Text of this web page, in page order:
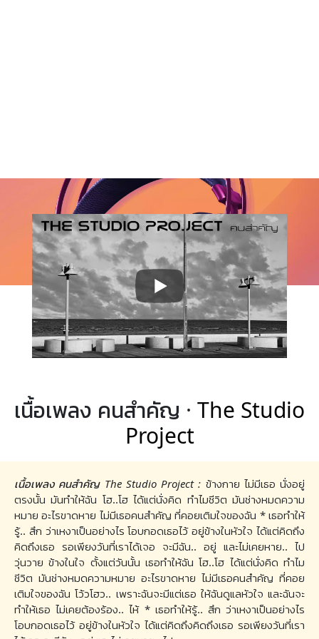
เนื้อเพลง คนสำคัญ · The Studio
Project
เนื้อเพลง คนสำคัญ The Studio Project : ข้างกาย ไม่มีเธอ นั่งอยู่
ตรงนั้น มันทำให้ฉัน โฮ..โฮ ได้แต่นั่งคิด ทำไมชีวิต มันช่างหมดความ
หมาย อะไรขาดหาย ไม่มีเธอคนสำคัญ ที่คอยเติมใจของฉัน * เธอทำให้
รู้.. สึก ว่าเหงาเป็นอย่างไร โอบกอดเธอไว้ อยู่ข้างในหัวใจ ได้แต่คิดถึง
คิดถึงเธอ รอเพียงวันที่เราได้เจอ จะมีฉัน.. อยู่ และไม่เคยหาย.. ไป
วุ่นวาย ข้างในใจ ตั้งแต่วันนั้น เธอทำให้ฉัน โฮ..โฮ ได้แต่นั่งคิด ทำไม
ชีวิต มันช่างหมดความหมาย อะไรขาดหาย ไม่มีเธอคนสำคัญ ที่คอย
เติมใจของฉัน โว้วโฮว.. เพราะฉันจะมีแต่เธอ ให้ฉันดูแลหัวใจ และฉันจะ
ทำให้เธอ ไม่เคยต้องร้อง.. ไห้ * เธอทำให้รู้.. สึก ว่าเหงาเป็นอย่างไร
โอบกอดเธอไว้ อยู่ข้างในหัวใจ ได้แต่คิดถึงคิดถึงเธอ รอเพียงวันที่เรา